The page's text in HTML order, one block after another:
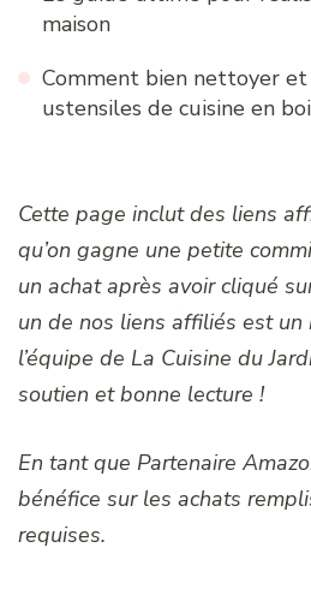
maison
Comment bien nettoyer
ustensiles de cuisine en
Cette page inclut des liens
qu’on gagne une petite
un achat après avoir cliqué
un de nos liens affiliés est
l’équipe de La Cuisine du
soutien et bonne lecture !
En tant que Partenaire
bénéfice sur les achats
requises.